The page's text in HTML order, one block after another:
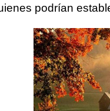
podrían